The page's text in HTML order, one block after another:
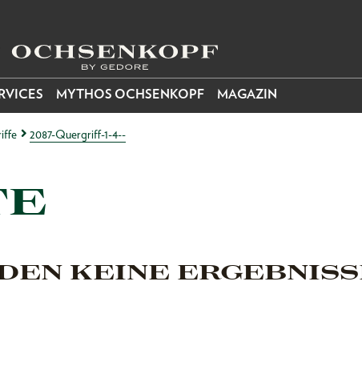
MYTHOS OCHSENKOPF MAGAZIN
2087-Quergriff-1-4--
KEINE